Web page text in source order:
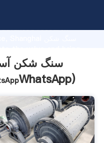
research
سنگ شکن
WhatsApp)